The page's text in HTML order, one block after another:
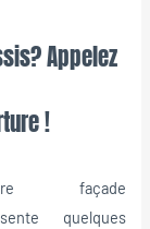
Appelez
!
façade
quelques